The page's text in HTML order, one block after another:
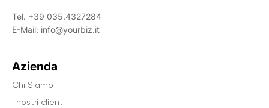
Tel. +39 035.4327284
E-Mail: info@yourbiz.it
Azienda
Chi Siamo
I nostri clienti